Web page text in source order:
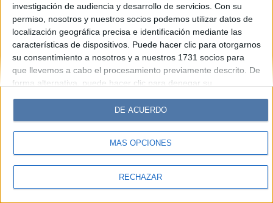
investigación de audiencia y desarrollo de servicios. Con su
permiso, nosotros y nuestros socios podemos utilizar datos de
localización geográfica precisa e identificación mediante las
características de dispositivos. Puede hacer clic para otorgarnos
su consentimiento a nosotros y a nuestros 1731 socios para
que llevemos a cabo el procesamiento previamente descrito. De
forma alternativa, puede hacer clic para denegar su
cambiar sus preferencias antes de otorgar su consentimiento.
Tenga en cuenta que algún procesamiento de sus datos
personales puede no requerir de su consentimiento, pero usted
tiene el derecho de rechazar tal procesamiento. Sus
sus preferencias o retirar su consentimiento en cualquier
MÁS OPCIONES
RECHAZAR
DE ACUERDO